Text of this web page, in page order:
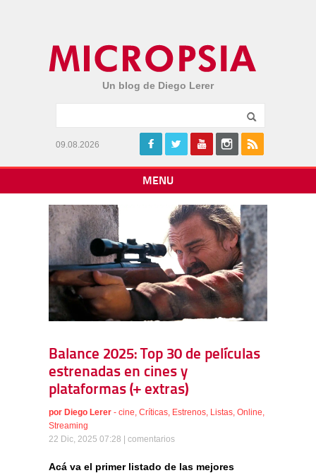
Un blog de Diego Lerer
09.08.2026
MENU
Balance 2025: Top 30 de películas
estrenadas en cines y
plataformas (+ extras)
por Diego Lerer - cine, Críticas, Estrenos, Listas, Online,
Streaming
22 Dic, 2025 07:28 | comentarios
Acá va el primer listado de las mejores